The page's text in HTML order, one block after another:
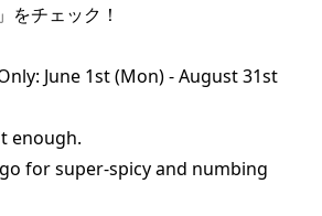
をチェック！
June 1st (Mon) - August 31st
enough.
for super-spicy and numbing